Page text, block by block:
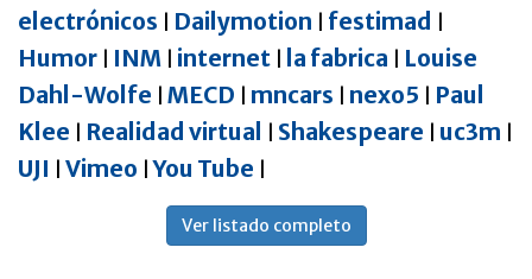
electrónicos
Dailymotion festimad
Humor INM internet la fabrica
Louise
Dahl-Wolfe MECD mncars nexo5
Paul
Klee
Realidad virtual Shakespeare uc3m
UJI Vimeo You Tube
Ver listado completo